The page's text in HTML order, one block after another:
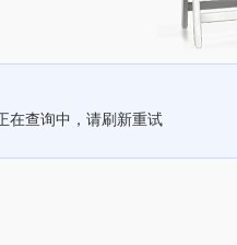
在查询中，请刷新重试